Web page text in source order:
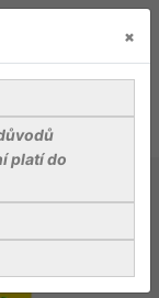
×
platí do